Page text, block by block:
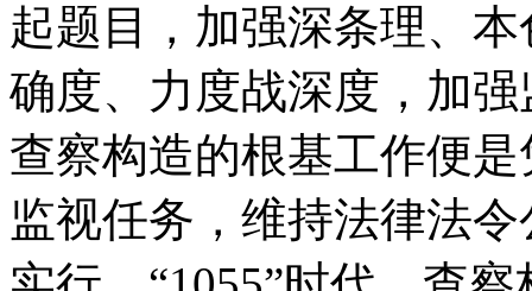
起题目，加强深条理、
确度、力度战深度，加
查察构造的根基工作便
监视任务，维持法律法